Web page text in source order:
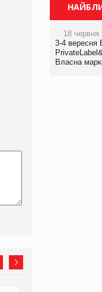
18 червня
3-4 вересня
Власна